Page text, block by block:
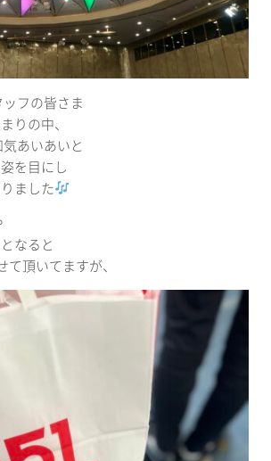
フの皆さま
りの中、
あいあいと
を目にし
ました
なると
頂いてますが、